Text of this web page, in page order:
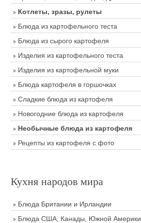
Котлеты, зразы, рулеты
Блюда из картофельного теста
Блюда из сырого картофеля
Изделия из картофельного теста
Изделия из картофельной муки
Блюда картофеля в горшочках
Сладкие блюда из картофеля
Новогодние блюда из картофеля
Необычные блюда из картофеля
Рецепты из картофеля с фото
Кухня народов мира
Блюда Британии и Ирландии
Блюда США, Канады, Южной Америки